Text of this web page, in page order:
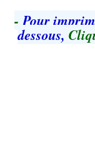
- Pour
dessous,